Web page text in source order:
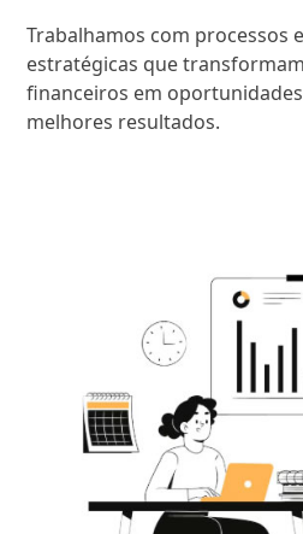
Trabalhamos com processos
estratégicas que
financeiros em
melhores resultados.